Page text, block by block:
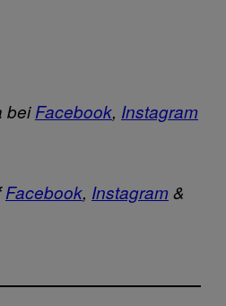
beiFacebook, Instagram
Facebook, Instagram&